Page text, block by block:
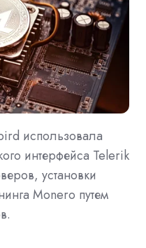
использовала
интерфейса Telerik
установки
Monero путем